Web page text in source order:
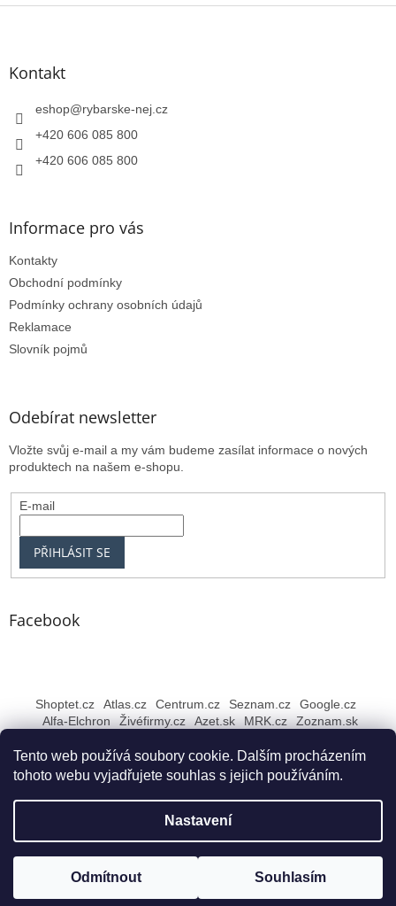
Tento web používá soubory cookie. Dalším procházením
tohoto webu vyjadřujete souhlas s jejich používáním.
Nastavení
Odmítnout Souhlasím
l
Z
Kontakt
eshop@rybarske-nej.cz
+420 606 085 800
+420 606 085 800
Informace pro vás
Kontakty
Obchodní podmínky
Podmínky ochrany osobních údajů
Reklamace
Slovník pojmů
Odebírat newsletter
Vložte svůj e-mail a my vám budeme zasílat informace o nových
produktech na našem e-shopu.
E-mail
PŘIHLÁSIT SE
Facebook
Shoptet.cz Atlas.cz Centrum.cz Seznam.cz
Google.cz
Alfa-Elchron
Živéfirmy.cz Azet.sk MRK.cz Zoznam.sk
Rybářské NEJ Bruntál
vyhrazena.
Upravit nastavení cookies